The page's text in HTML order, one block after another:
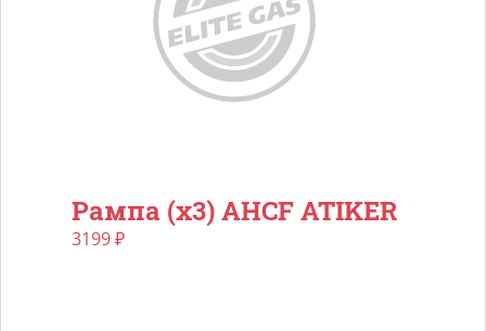
Рампа (х3) AHCF ATIKER
3199₽